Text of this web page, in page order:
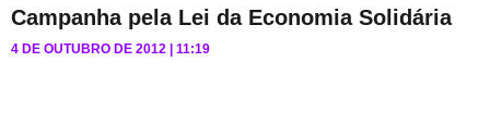
Campanha pela Lei da Economia Solidária
4 DE OUTUBRO DE 2012 11:19